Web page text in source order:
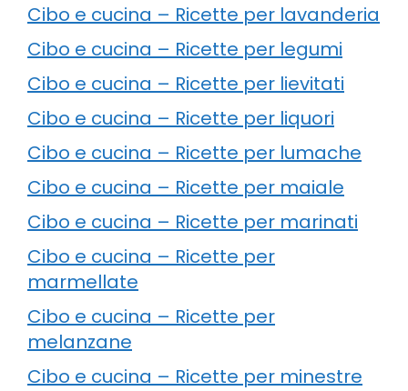
Cibo e cucina – Ricette per lavanderia
Cibo e cucina – Ricette per legumi
Cibo e cucina – Ricette per lievitati
Cibo e cucina – Ricette per liquori
Cibo e cucina – Ricette per lumache
Cibo e cucina – Ricette per maiale
Cibo e cucina – Ricette per marinati
Cibo e cucina – Ricette per
marmellate
Cibo e cucina – Ricette per
melanzane
Cibo e cucina – Ricette per minestre